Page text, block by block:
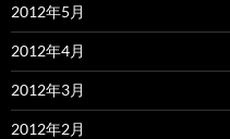
2012年5月
2012年4月
2012年3月
2012年2月